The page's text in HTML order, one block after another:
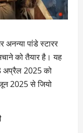
पांडे स्टारर
को तैयार है। यह
अप्रैल 2025 को
2025 से जियो